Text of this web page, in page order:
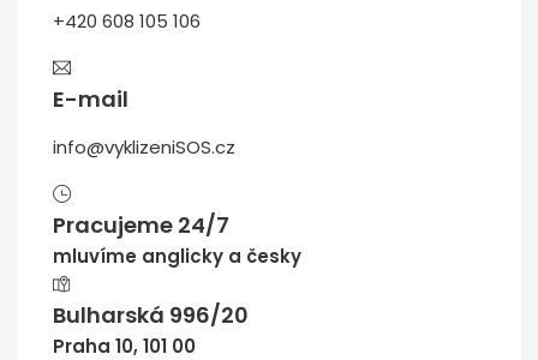
+420 608 105 106
E-mail
info@vyklizeniSOS.cz
Pracujeme 24/7
mluvíme anglicky a česky
Bulharská 996/20
Praha 10, 101 00